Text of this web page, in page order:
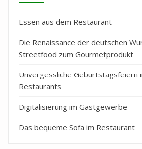
Essen aus dem Restaurant
Die Renaissance der deutschen
Streetfood zum Gourmetprodukt
Unvergessliche Geburtstagsfeiern
Restaurants
Digitalisierung im Gastgewerbe
Das bequeme Sofa im Restaurant